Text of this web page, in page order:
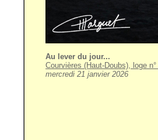
Au lever du jour...
Courvières (Haut-Doubs), loge n°
mercredi 21 janvier 2026